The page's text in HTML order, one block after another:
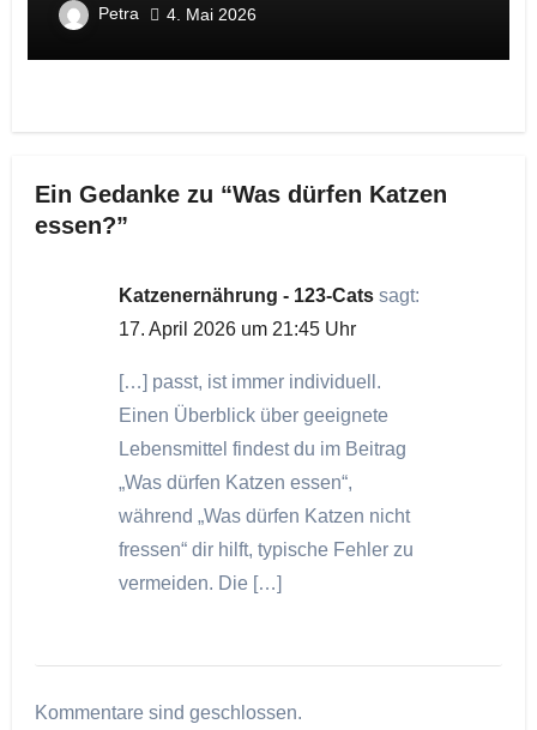
Petra 4. Mai 2026
Ein Gedanke zu “Was dürfen Katzen
essen?”
Katzenernährung - 123-Cats sagt:
17. April 2026 um 21:45 Uhr
[…] passt, ist immer individuell.
Einen Überblick über geeignete
Lebensmittel findest du im Beitrag
„Was dürfen Katzen essen“,
während „Was dürfen Katzen nicht
fressen“ dir hilft, typische Fehler zu
vermeiden. Die […]
Kommentare sind geschlossen.